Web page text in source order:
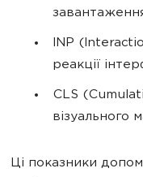
INP
реакції
CLS
візуального
Ці показники